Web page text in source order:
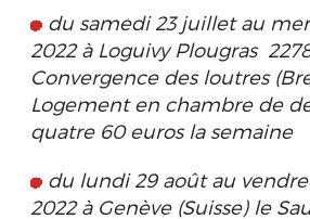
du samedi 23 juillet au
2022 à Loguivy Plougras
Convergence des loutres
Logement en chambre de
quatre 60 euros la semaine
du lundi 29 août au
2022 à Genève (Suisse) le